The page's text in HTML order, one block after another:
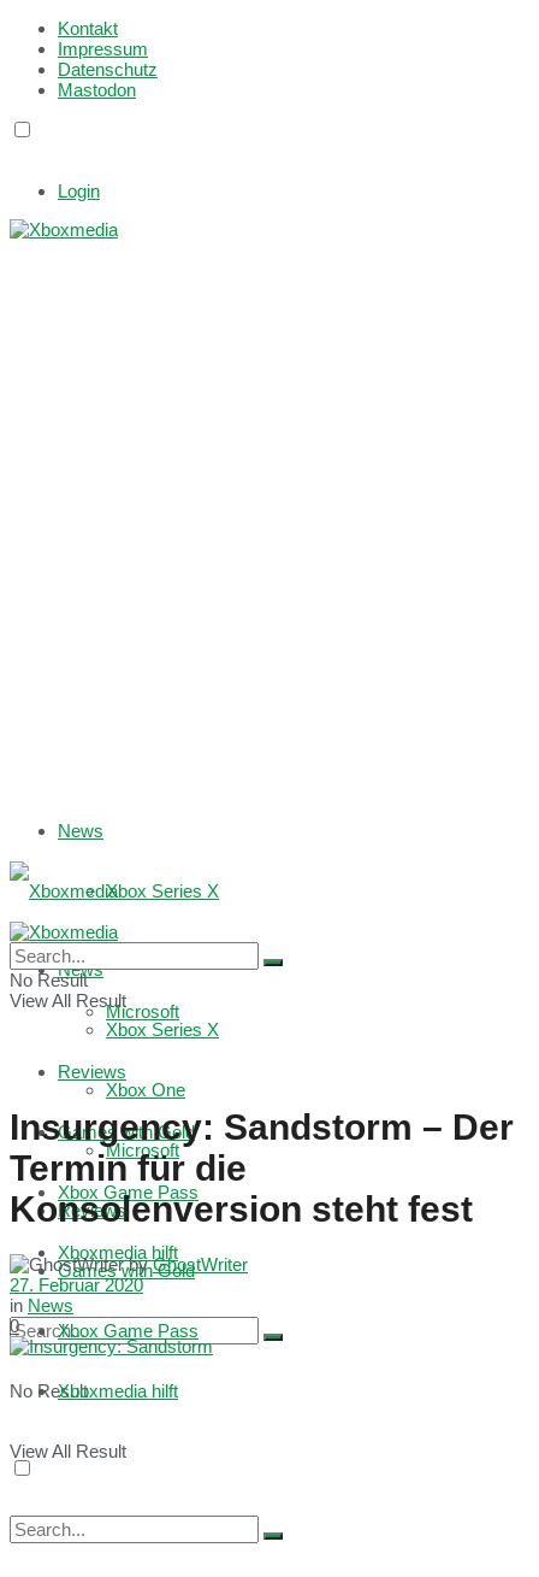
Kontakt
Impressum
Datenschutz
Mastodon
Login
News
Xbox Series X
Microsoft
Reviews
Games with Gold
Xbox Game Pass
Xboxmedia hilft
No Result
View All Result
News
Xbox Series X
Xbox One
Microsoft
Reviews
Games with Gold
Xbox Game Pass
Xboxmedia hilft
No Result
View All Result
Insurgency: Sandstorm – Der
Termin für die
Konsolenversion steht fest
by GhostWriter
27. Februar 2020
in News
0